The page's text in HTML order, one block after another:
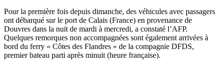
Pour la première fois depuis dimanche, des véhicules avec passagers
ont débarqué sur le port de Calais (France) en provenance de
Douvres dans la nuit de mardi à mercredi, a constaté l’AFP.
Quelques remorques non accompagnées sont également arrivées à
bord du ferry « Côtes des Flandres » de la compagnie DFDS,
premier bateau parti après minuit (heure française).